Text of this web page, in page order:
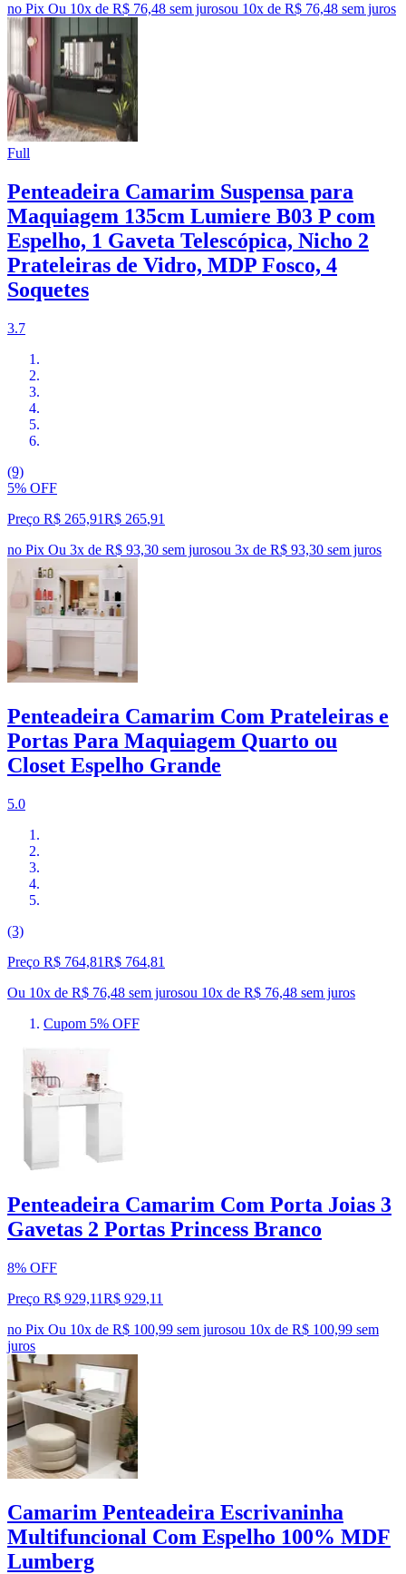
no Pix Ou 10x de R$ 76,48 sem jurosou 10x de R$ 76,48 sem juros
Full
Penteadeira Camarim Suspensa para
Maquiagem 135cm Lumiere B03 P com
Espelho, 1 Gaveta Telescópica, Nicho 2
Prateleiras de Vidro, MDP Fosco, 4
Soquetes
3.7
(9)
5% OFF
Preço R$ 265,91R$ 265,91
no Pix Ou 3x de R$ 93,30 sem jurosou 3x de R$ 93,30 sem juros
Penteadeira Camarim Com Prateleiras e
Portas Para Maquiagem Quarto ou
Closet Espelho Grande
5.0
(3)
Preço R$ 764,81R$ 764,81
Ou 10x de R$ 76,48 sem jurosou 10x de R$ 76,48 sem juros
Cupom 5% OFF
Penteadeira Camarim Com Porta Joias 3
Gavetas 2 Portas Princess Branco
8% OFF
Preço R$ 929,11R$ 929,11
no Pix Ou 10x de R$ 100,99 sem jurosou 10x de R$ 100,99 sem
juros
Camarim Penteadeira Escrivaninha
Multifuncional Com Espelho 100% MDF
Lumberg